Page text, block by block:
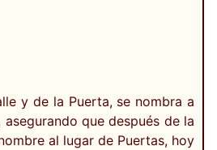
y de la Puerta, se nombra a
que después de la
al lugar de Puertas, hoy